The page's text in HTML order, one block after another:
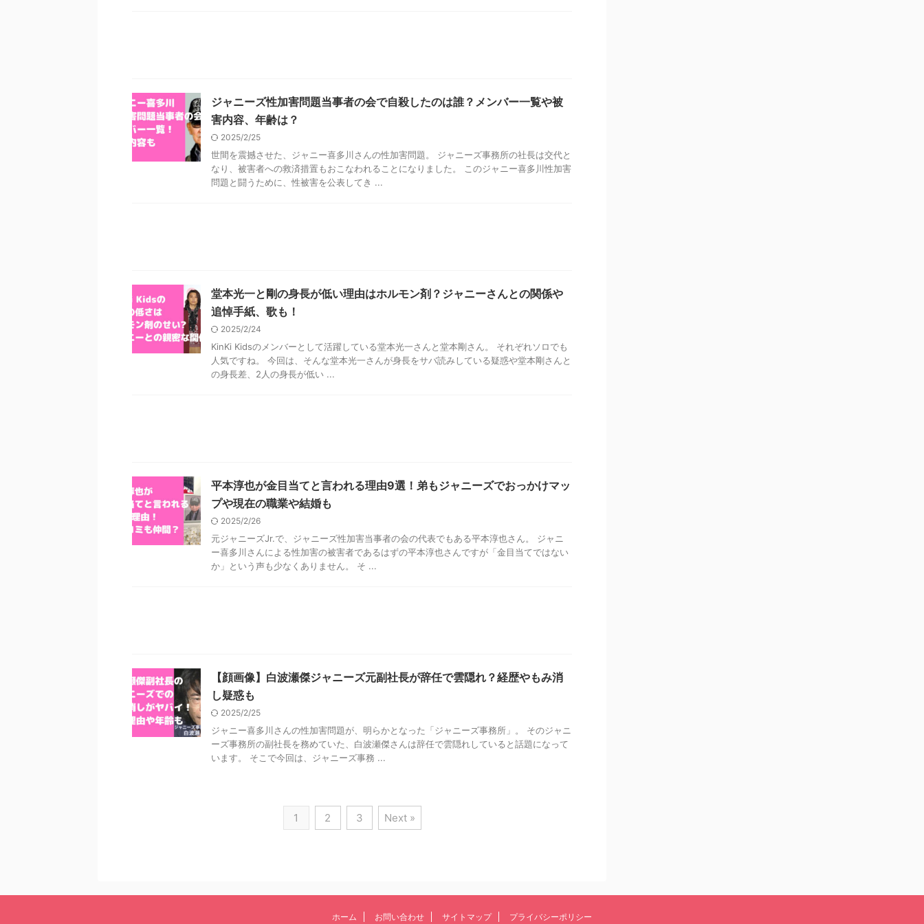
ジャニーズ性加害問題当事者の会で自殺したのは誰？メンバー一覧や被
害内容、年齢は？
2025/2/25
世間を震撼させた、ジャニー喜多川さんの性加害問題。 ジャニーズ事務所の社長は交代と
なり、被害者への救済措置もおこなわれることになりました。 このジャニー喜多川性加害
問題と闘うために、性被害を公表してき ...
堂本光一と剛の身長が低い理由はホルモン剤？ジャニーさんとの関係や
追悼手紙、歌も！
2025/2/24
KinKi Kidsのメンバーとして活躍している堂本光一さんと堂本剛さん。 それぞれソロでも
人気ですね。 今回は、そんな堂本光一さんが身長をサバ読みしている疑惑や堂本剛さんと
の身長差、2人の身長が低い ...
平本淳也が金目当てと言われる理由9選！弟もジャニーズでおっかけマッ
プや現在の職業や結婚も
2025/2/26
元ジャニーズJr.で、ジャニーズ性加害当事者の会の代表でもある平本淳也さん。 ジャニ
ー喜多川さんによる性加害の被害者であるはずの平本淳也さんですが「金目当てではない
か」という声も少なくありません。 そ ...
【顔画像】白波瀬傑ジャニーズ元副社長が辞任で雲隠れ？経歴やもみ消
し疑惑も
2025/2/25
ジャニー喜多川さんの性加害問題が、明らかとなった「ジャニーズ事務所」。 そのジャニ
ーズ事務所の副社長を務めていた、白波瀬傑さんは辞任で雲隠れしていると話題になって
います。 そこで今回は、ジャニーズ事務 ...
1 2 3 Next »
ホーム お問い合わせ サイトマップ プライバシーポリシー